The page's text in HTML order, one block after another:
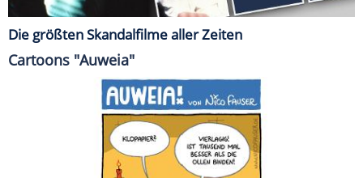
Die größten Skandalfilme aller Zeiten
Cartoons "Auweia"